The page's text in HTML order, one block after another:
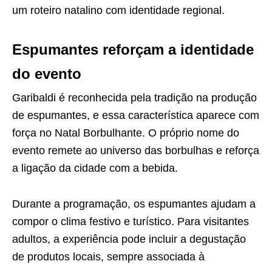
um roteiro natalino com identidade regional.
Espumantes reforçam a identidade
do evento
Garibaldi é reconhecida pela tradição na produção
de espumantes, e essa característica aparece com
força no Natal Borbulhante. O próprio nome do
evento remete ao universo das borbulhas e reforça
a ligação da cidade com a bebida.
Durante a programação, os espumantes ajudam a
compor o clima festivo e turístico. Para visitantes
adultos, a experiência pode incluir a degustação
de produtos locais, sempre associada à